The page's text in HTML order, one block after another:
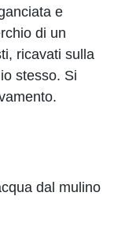
e
di un
ricavati sulla
stesso. Si
dal mulino